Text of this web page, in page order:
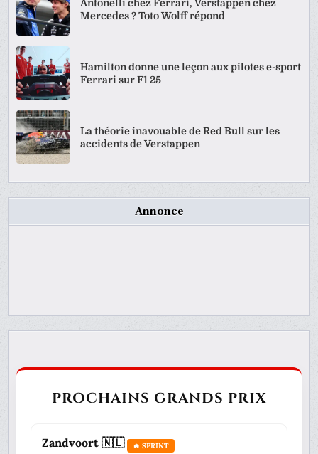
Antonelli chez Ferrari, Verstappen chez
Mercedes ? Toto Wolff répond
Hamilton donne une leçon aux pilotes e-sport
Ferrari sur F1 25
La théorie inavouable de Red Bull sur les
accidents de Verstappen
Annonce
PROCHAINS GRANDS PRIX
Zandvoort 🇳🇱 🔥 SPRINT